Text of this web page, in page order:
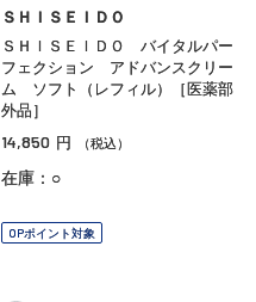
ＳＨＩＳＥＩＤＯ
ＳＨＩＳＥＩＤＯ バイタルパー
フェクション アドバンスクリー
ム ソフト（レフィル）［医薬部
外品］
14,850 円 （税込）
在庫：○
OPポイント対象